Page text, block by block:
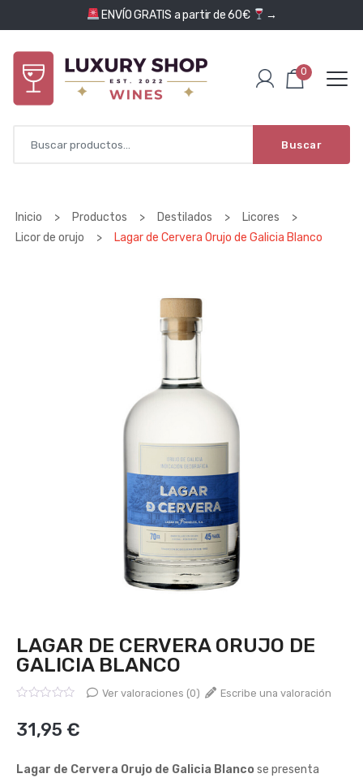
Saltar al contenidoENVÍO GRATIS a partir de 60€ →
Buscar
0
Inicio > Productos > Destilados > Licores
>
Licor de orujo
> Lagar de Cervera Orujo de Galicia Blanco
LAGAR DE CERVERA ORUJO DE
GALICIA BLANCO
0
de
Ver valoraciones (0) Escribe una valoración
31,95 €
Lagar de Cervera Orujo de Galicia Blancose presenta